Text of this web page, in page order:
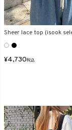
Sheer lace top (isook
¥4,730税込